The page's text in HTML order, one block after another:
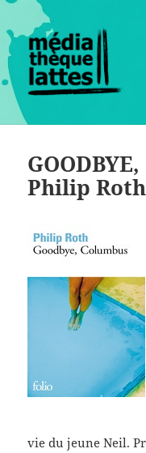
Philip Roth
vie du jeune Neil.